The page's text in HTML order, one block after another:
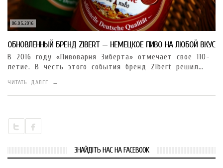
06.05.2016
ОБНОВЛЕННЫЙ БРЕНД ZIBERT — НЕМЕЦКОЕ ПИВО НА ЛЮБОЙ ВКУС
В 2016 году «Пивоварня Зиберта» отмечает свое 110-
летие. В честь этого события бренд Zibert решил…
ЧИТАТЬ ДАЛЕЕ →
ЗНАЙДІТЬ НАС НА FACEBOOK